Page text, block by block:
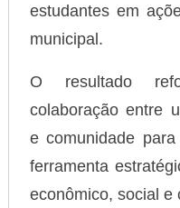
estudantes em
municipal.
O resultado
colaboração entre
e comunidade
ferramenta
econômico, social e